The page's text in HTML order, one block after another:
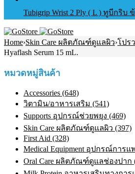
Tubigrip Wrist 2 Ply ( L ) ทูบีกริบ
Home›Skin Care ผลิตภัณฑ์ดูแลผิว›โปร
Hyaflash Serum 15 mL.
หมวดหมู่สินค้า
Accessories (648)
วิตามิน/อาหารเสริม (541)
Supports อุปกรณ์ช่วยพยุง (469)
Skin Care ผลิตภัณฑ์ดูแลผิว (397)
First Aid (328)
Medical Equipment อุปกรณ์การแ
Oral Care ผลิตภัณฑ์ดูแลช่องปาก